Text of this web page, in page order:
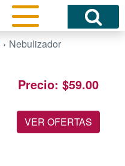
Nebulizador
Precio: $59.00
VER OFERTAS